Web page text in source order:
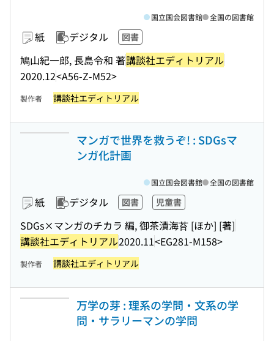
紙 デジタル 図書
鳩山紀一郎, 長島令和 著講談社エディトリアル
2020.12<A56-Z-M52>
国立国会図書館 全国の図書館
製作者 講談社エディトリアル
マンガで世界を救うぞ! : SDGsマ
ンガ化計画
紙 デジタル 図書 児童書
SDGs×マンガのチカラ 編, 御茶漬海苔 [ほか] [著]
講談社エディトリアル2020.11<EG281-M158>
国立国会図書館 全国の図書館
製作者 講談社エディトリアル
万学の芽 : 理系の学問・文系の学
問・サラリーマンの学問